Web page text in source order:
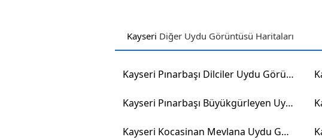
Kayseri Diğer Uydu Görüntüsü Haritaları
Kayseri Pınarbaşı Dilciler Uydu Görüntüsü
Kayseri Pınarbaşı Büyükgürleyen Uydu Görüntüsü
Kayseri Kocasinan Mevlana Uydu Görüntüsü